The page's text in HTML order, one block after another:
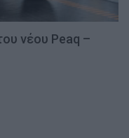
νέου Peaq –